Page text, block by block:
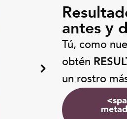
antes y
Tú, como
obtén
un rostro